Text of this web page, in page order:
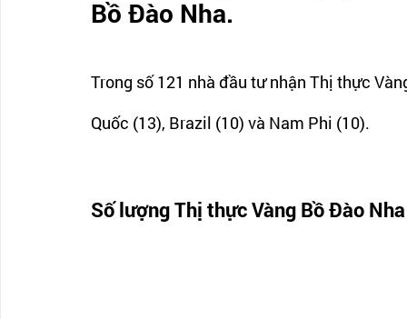
Bồ Đào Nha.
Trong số 121 nhà đầu tư nhận Thị thực
Quốc (13), Brazil (10) và Nam Phi (10).
Số lượng Thị thực Vàng Bồ Đào